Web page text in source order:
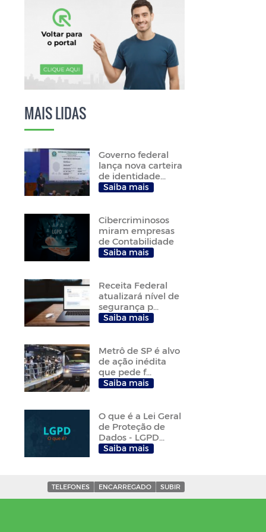
MAIS LIDAS
Governo federal
lança nova carteira
de identidade...
Saiba mais
Cibercriminosos
miram empresas
de Contabilidade
Saiba mais
Receita Federal
atualizará nível de
segurança p...
Saiba mais
Metrô de SP é alvo
de ação inédita
que pede f...
Saiba mais
O que é a Lei Geral
de Proteção de
Dados - LGPD...
Saiba mais
TELEFONES ENCARREGADO SUBIR